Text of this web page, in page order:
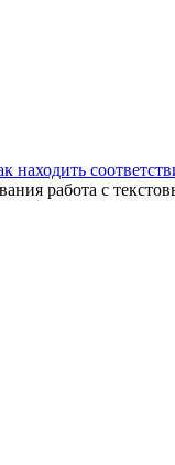
находить
работа с